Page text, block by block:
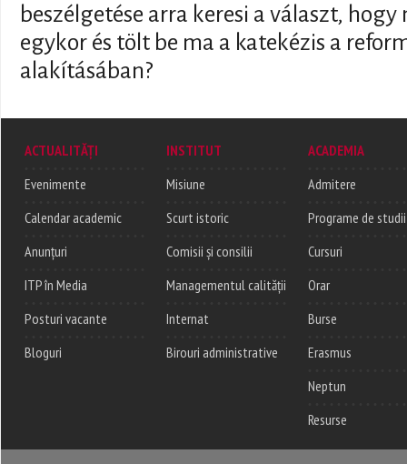
beszélgetése arra keresi a választ,
egykor és tölt be ma a katekézis a
alakításában?
ACTUALITĂȚI
Evenimente
Calendar academic
Anunțuri
ITP în Media
Posturi vacante
Bloguri
INSTITUT
Misiune
Scurt istoric
Comisii și consilii
Managementul calității
Internat
Birouri administrative
ACADEMIA
Admitere
Programe de studii
Cursuri
Orar
Burse
Erasmus
Neptun
Resurse